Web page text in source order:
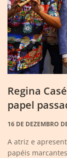
Regina
papel
16 DE DEZEMBRO
A atriz e
papéis